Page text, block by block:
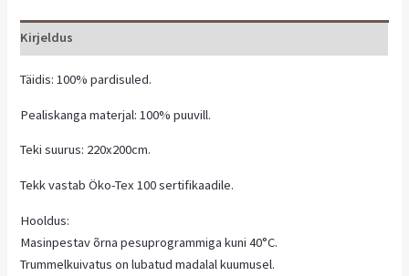
Kirjeldus
Täidis: 100% pardisuled.
Pealiskanga materjal: 100% puuvill.
Teki suurus: 220x200cm.
Tekk vastab Öko-Tex 100 sertifikaadile.
Hooldus:
Masinpestav õrna pesuprogrammiga kuni 40°C.
Trummelkuivatus on lubatud madalal kuumusel.